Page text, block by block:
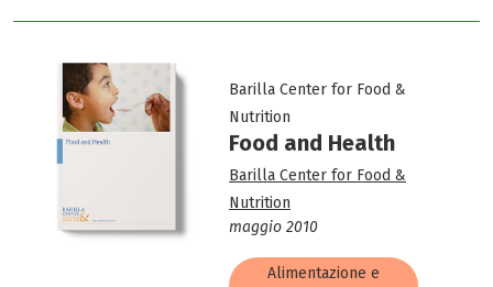
Barilla Center for Food &
Nutrition
Food and Health
Barilla Center for Food &
Nutrition
maggio 2010
Alimentazione e